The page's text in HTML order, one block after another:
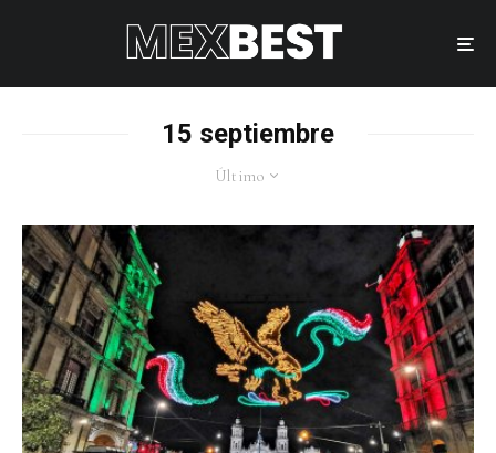
15 septiembre
Último